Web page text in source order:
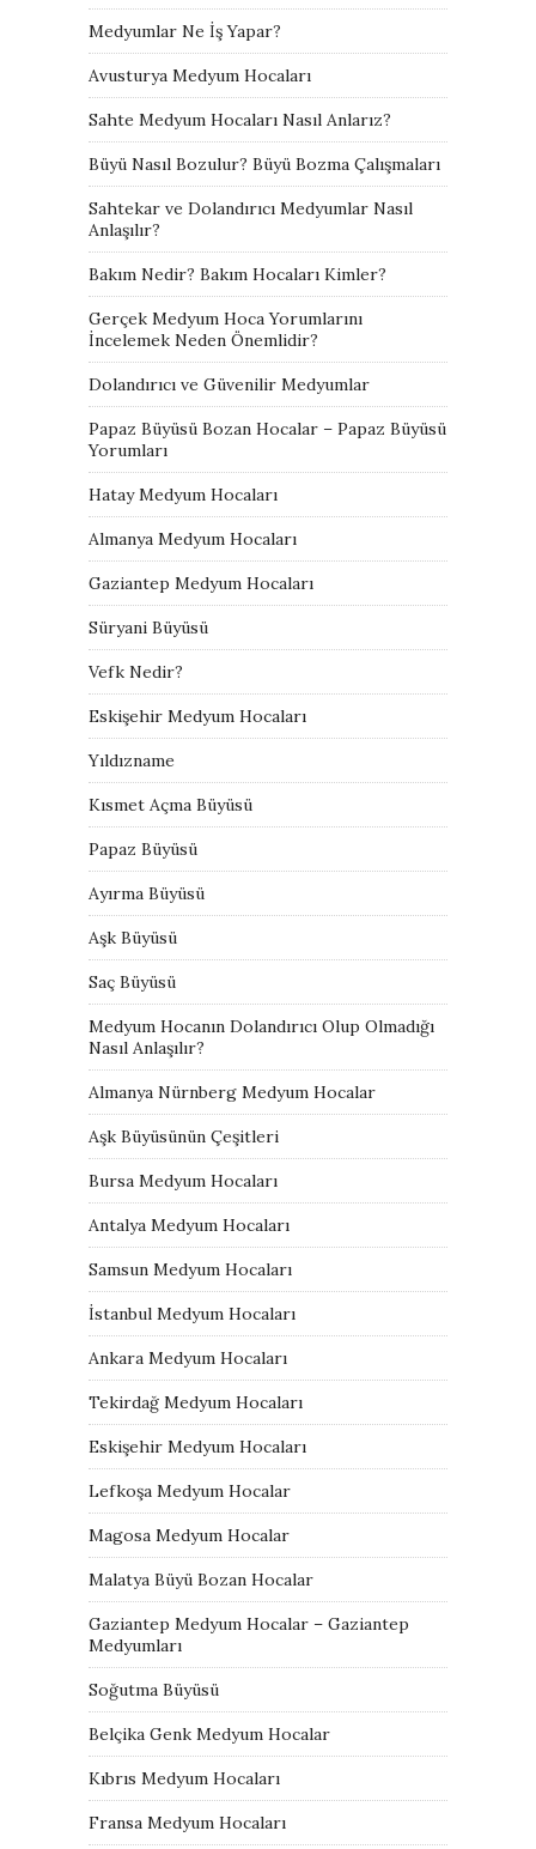
Medyumlar Ne İş Yapar?
Avusturya Medyum Hocaları
Sahte Medyum Hocaları Nasıl Anlarız?
Büyü Nasıl Bozulur? Büyü Bozma Çalışmaları
Sahtekar ve Dolandırıcı Medyumlar Nasıl
Anlaşılır?
Bakım Nedir? Bakım Hocaları Kimler?
Gerçek Medyum Hoca Yorumlarını
İncelemek Neden Önemlidir?
Dolandırıcı ve Güvenilir Medyumlar
Papaz Büyüsü Bozan Hocalar – Papaz Büyüsü
Yorumları
Hatay Medyum Hocaları
Almanya Medyum Hocaları
Gaziantep Medyum Hocaları
Süryani Büyüsü
Vefk Nedir?
Eskişehir Medyum Hocaları
Yıldızname
Kısmet Açma Büyüsü
Papaz Büyüsü
Ayırma Büyüsü
Aşk Büyüsü
Saç Büyüsü
Medyum Hocanın Dolandırıcı Olup Olmadığı
Nasıl Anlaşılır?
Almanya Nürnberg Medyum Hocalar
Aşk Büyüsünün Çeşitleri
Bursa Medyum Hocaları
Antalya Medyum Hocaları
Samsun Medyum Hocaları
İstanbul Medyum Hocaları
Ankara Medyum Hocaları
Tekirdağ Medyum Hocaları
Eskişehir Medyum Hocaları
Lefkoşa Medyum Hocalar
Magosa Medyum Hocalar
Malatya Büyü Bozan Hocalar
Gaziantep Medyum Hocalar – Gaziantep
Medyumları
Soğutma Büyüsü
Belçika Genk Medyum Hocalar
Kıbrıs Medyum Hocaları
Fransa Medyum Hocaları